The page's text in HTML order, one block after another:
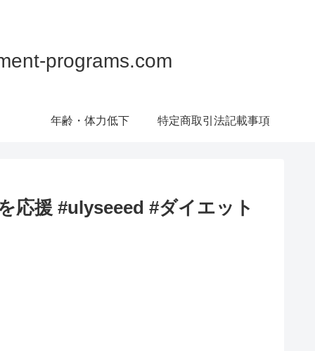
programs.com
年齢・体力低下 特定商取引法記載事項
援 #ulyseeed #ダイエット